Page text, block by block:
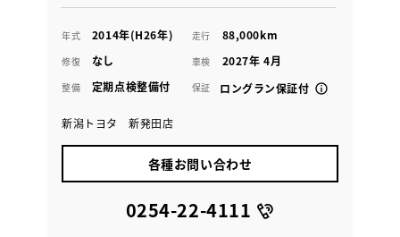
年式 2014年(H26年) 走行 88,000km
修復 なし 車検 2027年 4月
整備 定期点検整備付 保証 ロングラン保証付
新潟トヨタ 新発田店
各種お問い合わせ
0254-22-4111